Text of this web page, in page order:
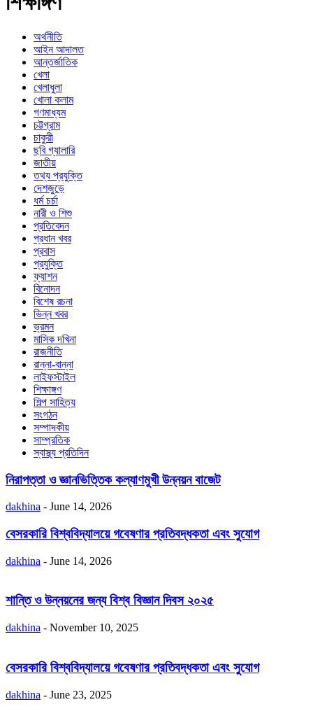
অর্থনীতি
আইন আদালত
আন্তর্জাতিক
খেলা
খেলাধুলা
খোলা কলাম
গণমাধ্যম
চট্টগ্রাম
চাকুরী
ছবি গ্যালারি
জাতীয়
তথ্য প্রযুক্তি
দেশজুড়ে
ধর্ম চর্চা
নারী ও শিশু
প্রতিবেদন
প্রধান খবর
প্রবাস
প্রযুক্তি
ফ্যাশন
বিনোদন
বিশেষ রচনা
ভিন্ন খবর
ভ্রমন
মাসিক দখিনা
রাজনীতি
রান্না-বান্না
লাইফস্টাইল
শিক্ষাঙ্গণ
শিল্প সাহিত্য
সংগঠন
সম্পাদকীয়
সাম্প্রতিক
স্বাস্থ্য প্রতিদিন
নিরাপত্তা ও জ্ঞানভিত্তিক কল্যাণমুখী উন্নয়ন বাজেট
dakhina - June 14, 2026
বেসরকারি বিশ্ববিদ্যালয়ে গবেষণার প্রতিবদ্ধকতা এবং সুযোগ
dakhina - June 14, 2026
শান্তি ও উন্নয়নের জন্য বিশ্ব বিজ্ঞান দিবস ২০২৫
dakhina - November 10, 2025
বেসরকারি বিশ্ববিদ্যালয়ে গবেষণার প্রতিবদ্ধকতা এবং সুযোগ
dakhina - June 23, 2025